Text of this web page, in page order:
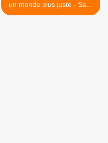
un monde plus juste - Sally
NICHOLLS >